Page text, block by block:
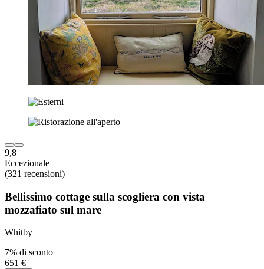
9,8
Eccezionale
(321 recensioni)
Bellissimo cottage sulla scogliera con vista
mozzafiato sul mare
Whitby
7% di sconto
651 €